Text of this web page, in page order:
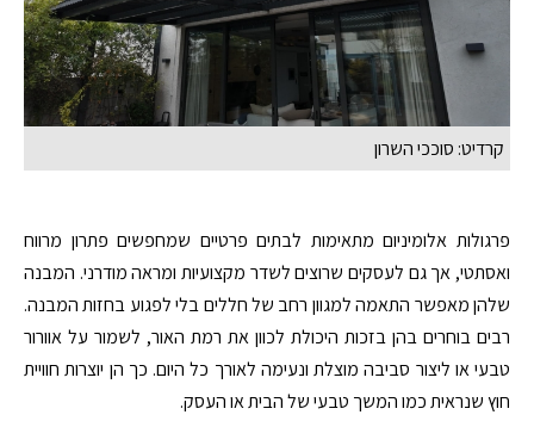
קרדיט: סוככי השרון
פרגולות אלומיניום מתאימות לבתים פרטיים שמחפשים פתרון מרווח
ואסתטי, אך גם לעסקים שרוצים לשדר מקצועיות ומראה מודרני. המבנה
שלהן מאפשר התאמה למגוון רחב של חללים בלי לפגוע בחזות המבנה.
רבים בוחרים בהן בזכות היכולת לכוון את רמת האור, לשמור על אוורור
טבעי או ליצור סביבה מוצלת ונעימה לאורך כל היום. כך הן יוצרות חוויית
חוץ שנראית כמו המשך טבעי של הבית או העסק.